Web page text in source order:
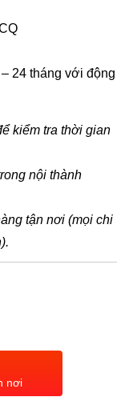
24 tháng với động
kiểm tra thời gian
nội thành
tận nơi (mọi chi
nơi